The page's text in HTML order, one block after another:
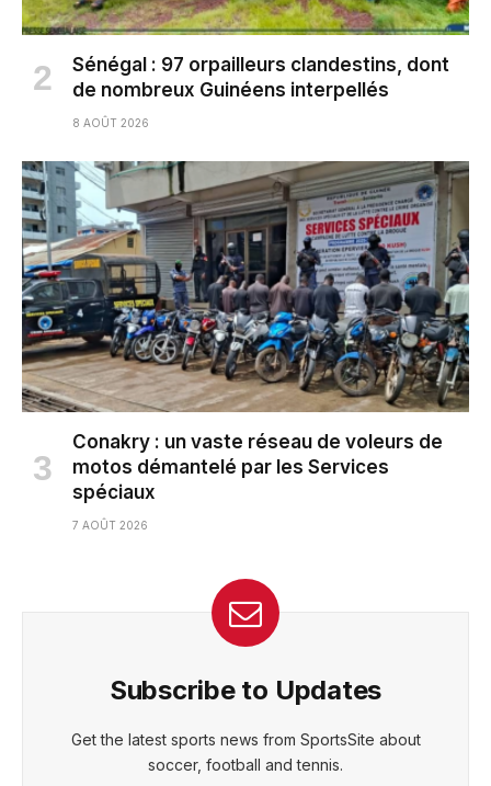
Sénégal : 97 orpailleurs clandestins, dont
de nombreux Guinéens interpellés
8 AOÛT 2026
Conakry : un vaste réseau de voleurs de
motos démantelé par les Services
spéciaux
7 AOÛT 2026
Subscribe to Updates
Get the latest sports news from SportsSite about
soccer, football and tennis.